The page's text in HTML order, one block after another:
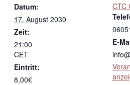
Datum:
17. August 2030
Zeit:
21:00
CET
Eintritt:
8,00€
CTC
E-